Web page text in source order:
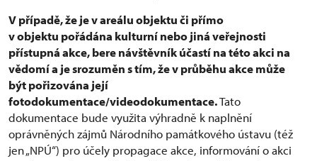
V případě, že je v areálu objektu či přímo
v objektu pořádána kulturní nebo jiná veřejnosti
přístupná akce, bere návštěvník účastí na této akci na
vědomí a je srozuměn s tím, že v průběhu akce může
být pořizována její
fotodokumentace/videodokumentace.Tato
dokumentace bude využita výhradně k naplnění
oprávněných zájmů Národního památkového ústavu (též
jen „NPÚ“) pro účely propagace akce, informování o akci